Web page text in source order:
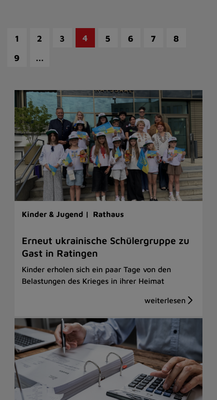
1 2 3 4 5 6 7
8
9
…
Kinder & Jugend | Rathaus
Erneut ukrainische Schülergruppe zu
Gast in Ratingen
Kinder erholen sich ein paar Tage von den
Belastungen des Krieges in ihrer Heimat